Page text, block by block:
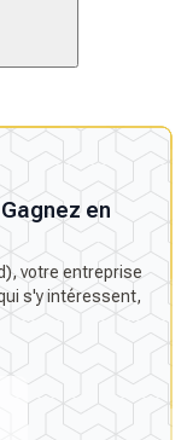
en
votre entreprise
s'y intéressent,